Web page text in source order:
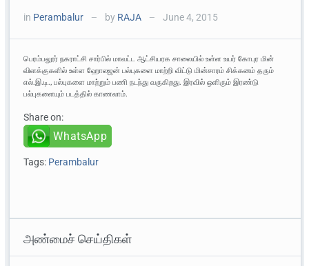
in Perambalur — by RAJA — June 4, 2015
பெரம்பலூர் நகராட்சி சார்பில் மாவட்ட ஆட்சியரக சாலையில் உள்ள உயர் கோபுர மின்
விளக்குகளில் உள்ள ஹோலஜன் பல்புகளை மாற்றி விட்டு மின்சாரம் சிக்கனம் தரும்
எல்.இ.டி., பல்புகளை மாற்றும் பணி நடந்து வருகிறது. இரவில் ஒளிரும் இரண்டு
பல்புகளையும் படத்தில் காணலாம்.
Share on:
WhatsApp
Tags: Perambalur
அண்மைச் செய்திகள்